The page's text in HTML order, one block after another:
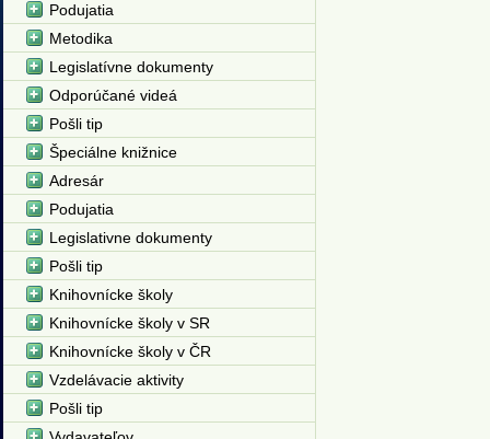
Podujatia
Metodika
Legislatívne dokumenty
Odporúčané videá
Pošli tip
Špeciálne knižnice
Adresár
Podujatia
Legislativne dokumenty
Pošli tip
Knihovnícke školy
Knihovnícke školy v SR
Knihovnícke školy v ČR
Vzdelávacie aktivity
Pošli tip